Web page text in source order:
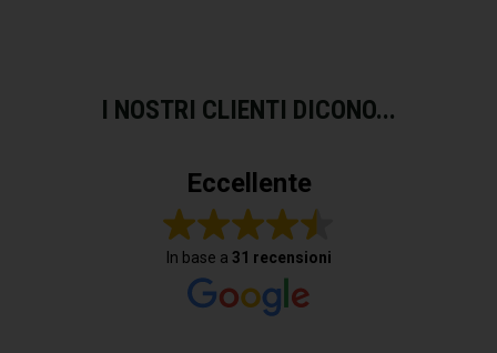
I NOSTRI CLIENTI DICONO...
Eccellente
In base a 31 recensioni